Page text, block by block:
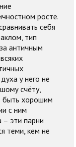
росте.
себя
тип
античным
у него не
счёту,
быть хорошим
с ним
эти парни
теми, кем не